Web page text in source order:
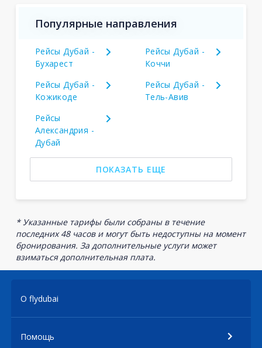
Популярные направления
Рейсы Дубай -
Бухарест
Рейсы Дубай -
Коччи
Рейсы Дубай -
Кожикоде
Рейсы Дубай -
Тель-Авив
Рейсы
Александрия -
Дубай
ПОКАЗАТЬ ЕЩЕ
* Указанные тарифы были собраны в течение
последних 48 часов и могут быть недоступны на момент
бронирования. За дополнительные услуги может
взиматься дополнительная плата.
О flydubai
Помощь